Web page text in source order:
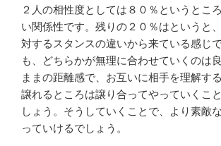
２人の相性度としては８０％というとこ
い関係性です。残りの２０％はというと
対するスタンスの違いから来ている感じ
も、どちらかが無理に合わせていくのは
ままの距離感で、お互いに相手を理解す
譲れるところは譲り合ってやっていくこ
しょう。そうしていくことで、より素敵
っていけるでしょう。